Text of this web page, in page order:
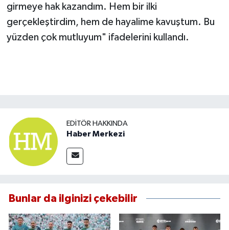
girmeye hak kazandım. Hem bir ilki
gerçekleştirdim, hem de hayalime kavuştum. Bu
yüzden çok mutluyum" ifadelerini kullandı.
EDITÖR HAKKINDA
Haber Merkezi
Bunlar da ilginizi çekebilir